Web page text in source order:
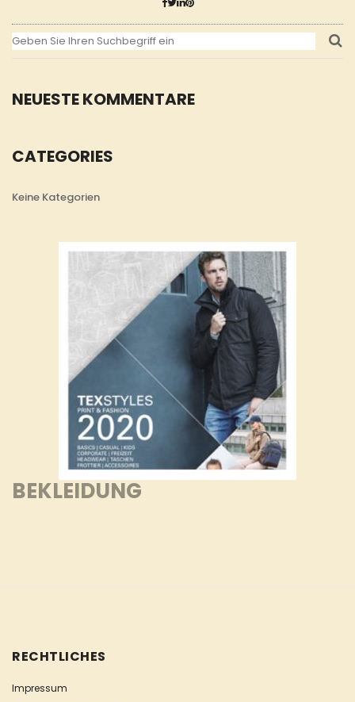
NEUESTE KOMMENTARE
CATEGORIES
Keine Kategorien
BEKLEIDUNG
RECHTLICHES
Impressum